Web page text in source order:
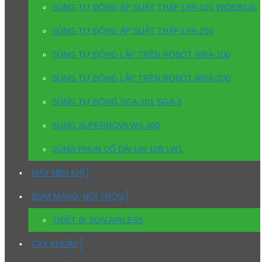
SÚNG TỰ ĐỘNG ÁP SUẤT THẤP LPA-101 WIDER1AL
SÚNG TỰ ĐỘNG ÁP SUẤT THẤP LPA-200
SÚNG TỰ ĐỘNG LẮP TRÊN ROBOT WRA-100
SÚNG TỰ ĐỘNG LẮP TRÊN ROBOT WRA-200
SÚNG TỰ ĐỘNG SGA-101 SGA-3
SÚNG SUPERNOVA WS-400
SÚNG PHUN CỔ DÀI LW-10B LW1
MÁY NÉN KHÍ
BƠM MÀNG, NỒI TRỘN
THIẾT BỊ SƠN AIRLESS
CÂY KHUẤY